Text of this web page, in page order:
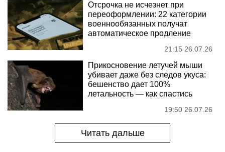
Отсрочка не исчезнет при
переоформлении: 22 категории
военнообязанных получат
автоматическое продление
21:15 26.07.26
Прикосновение летучей мыши
убивает даже без следов укуса:
бешенство дает 100%
летальность — как спастись
19:50 26.07.26
Читать дальше